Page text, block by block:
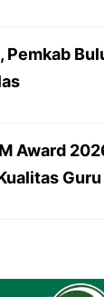
Pemkab
Award
Guru